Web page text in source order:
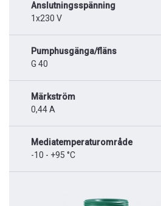
Anslutningsspänning
1x230 V
Pumphusgänga/fläns
G 40
Märkström
0,44 A
Mediatemperaturområde
-10 - +95 °C